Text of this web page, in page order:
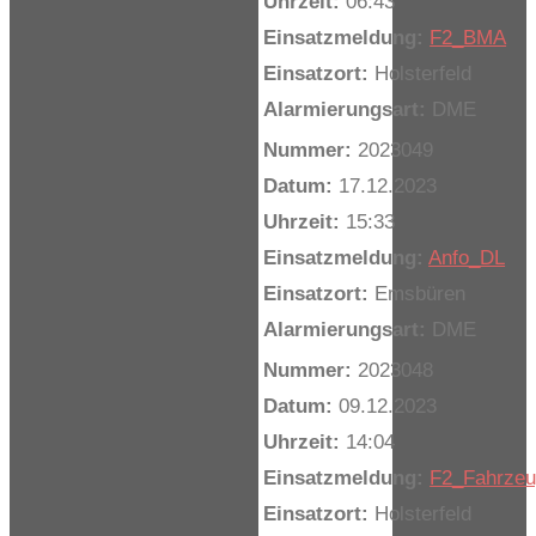
Einsatzmeldung:
F2_BMA
Einsatzort: Holsterfeld
Alarmierungsart:
DME
Nummer: 2023049
Datum: 17.12.2023
Uhrzeit: 15:33
Einsatzmeldung:
Anfo_DL
Einsatzort: Emsbüren
Alarmierungsart:
DME
Nummer: 2023048
Datum: 09.12.2023
Uhrzeit: 14:04
Einsatzmeldung:
Einsatzort: Holsterfeld